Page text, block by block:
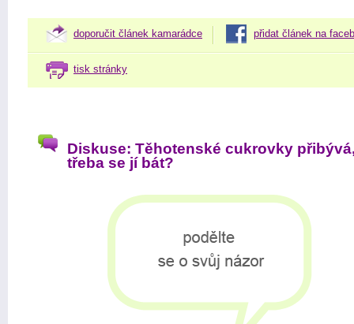
doporučit článek kamarádce přidat článek na
tisk stránky
Diskuse: Těhotenské cukrovky
třeba se jí bát?